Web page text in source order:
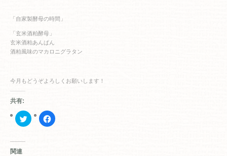
「自家製酵母の時間」
「玄米酒粕酵母」
玄米酒粕あんぱん
酒粕風味のマカロニグラタン
今月もどうぞよろしくお願いします！
共有:
ク
リ
Facebook
で
関連